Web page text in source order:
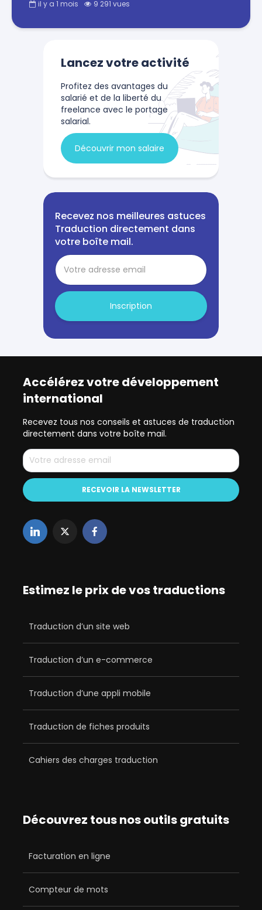
il y a 1 mois 9 291 vues
Lancez votre activité
Profitez des avantages du
salarié et de la liberté du
freelance avec le portage
salarial.
Découvrir mon salaire
Recevez nos meilleures astuces
Traduction directement dans
votre boîte mail.
Inscription
Accélérez votre développement
international
Recevez tous nos conseils et astuces de traduction
directement dans votre boîte mail.
Estimez le prix de vos traductions
Traduction d’un site web
Traduction d’un e-commerce
Traduction d’une appli mobile
Traduction de fiches produits
Cahiers des charges traduction
Découvrez tous nos outils gratuits
Facturation en ligne
Compteur de mots